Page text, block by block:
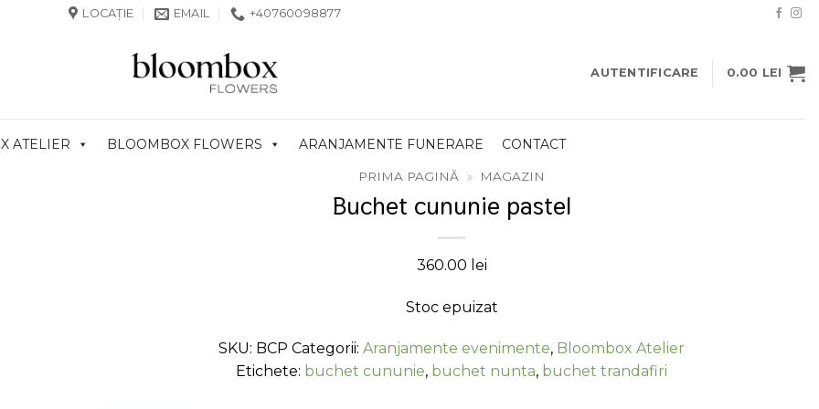
LOCAȚIE EMAIL +40760098877
AUTENTIFICARE 0.00 LEI
ATELIER BLOOMBOX FLOWERS ARANJAMENTE FUNERARE CONTACT
PRIMA PAGINĂ » MAGAZIN
Buchet cununie pastel
360.00 lei
Stoc epuizat
SKU: BCP Categorii: Aranjamente evenimente, Bloombox Atelier
Etichete: buchet cununie, buchet nunta, buchet trandafiri